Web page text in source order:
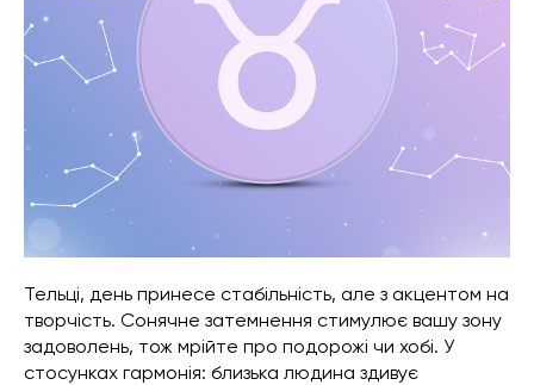
Тельці, день принесе стабільність, але з акцентом на
творчість. Сонячне затемнення стимулює вашу зону
задоволень, тож мрійте про подорожі чи хобі. У
стосунках гармонія: близька людина здивує